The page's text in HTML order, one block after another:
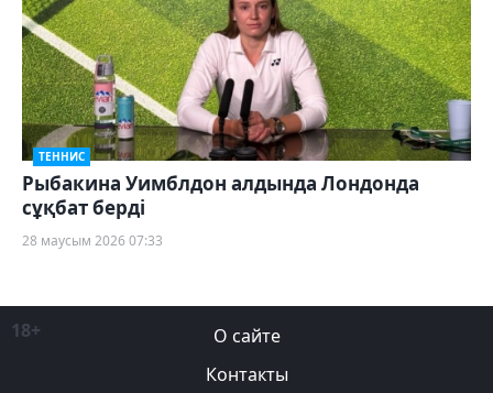
ТЕННИС
Рыбакина Уимблдон алдында Лондонда
сұқбат берді
28 маусым 2026 07:33
18+
О сайте
Контакты